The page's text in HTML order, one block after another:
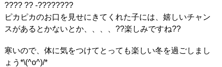
???? ?? -????????
ピカピカのお口を見せにきてくれた子には、嬉しいチャン
スがあるとかないとか、、、、??楽しみですね??
寒いので、体に気をつけてとっても楽しい冬を過ごしまし
ょう*\(^o^)/*